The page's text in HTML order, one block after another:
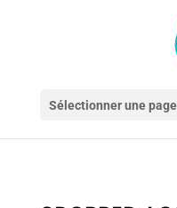
Sélectionner une page